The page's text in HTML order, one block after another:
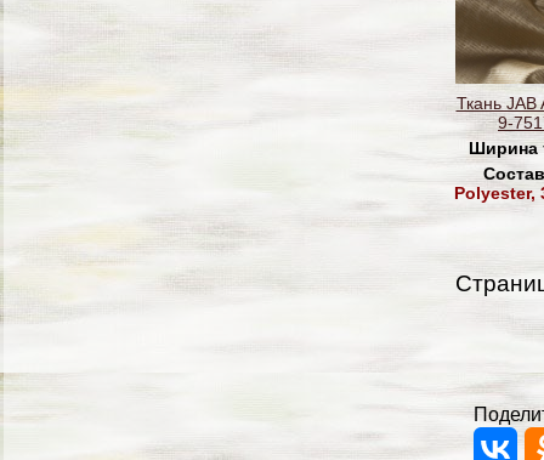
Ткань JAB
9-
Ширина
Polyester,